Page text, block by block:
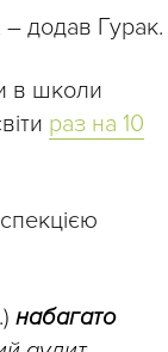
– додав Гурак.
в школи
раз на 10
набагато